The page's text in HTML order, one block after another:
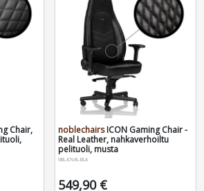
Chair,
noblechairsICON Gaming Chair -
Real Leather, nahkaverhoiltu
pelituoli, musta
NBL-ICN-RL-BLA
549,90 €